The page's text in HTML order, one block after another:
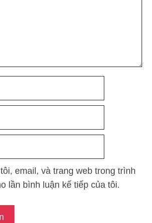
email, và trang web trong trình
lần bình luận kế tiếp của tôi.